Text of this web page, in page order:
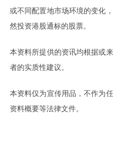
或不同配置地市场环境的变化
然投资港股通标的股票。
本资料所提供的资讯均根据或
者的实质性建议。
本资料仅为宣传用品，不作为
资料概要等法律文件。